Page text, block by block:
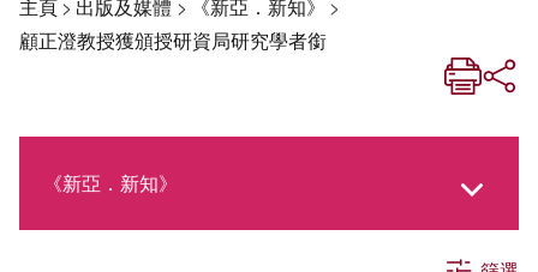
主頁> 出版及媒體 > 《新亞．新知》 >
顧正澄教授獲頒授研資局研究學者銜
《新亞．新知》